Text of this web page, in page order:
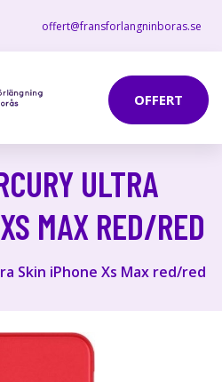
offert@fransforlangninboras.se
OFFERT
ULTRA
MAX RED/RED
Skin iPhone Xs Max red/red